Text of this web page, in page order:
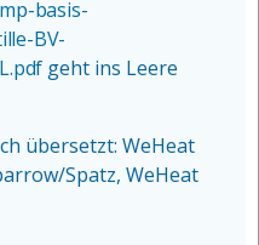
basis-
BV-
geht ins Leere
übersetzt: WeHeat
Spatz, WeHeat